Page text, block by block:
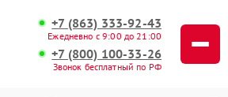
+7 (863) 333-92-43
Ежедневно с 9:00 до 21:00
+7 (800) 100-33-26
Звонок бесплатный по РФ